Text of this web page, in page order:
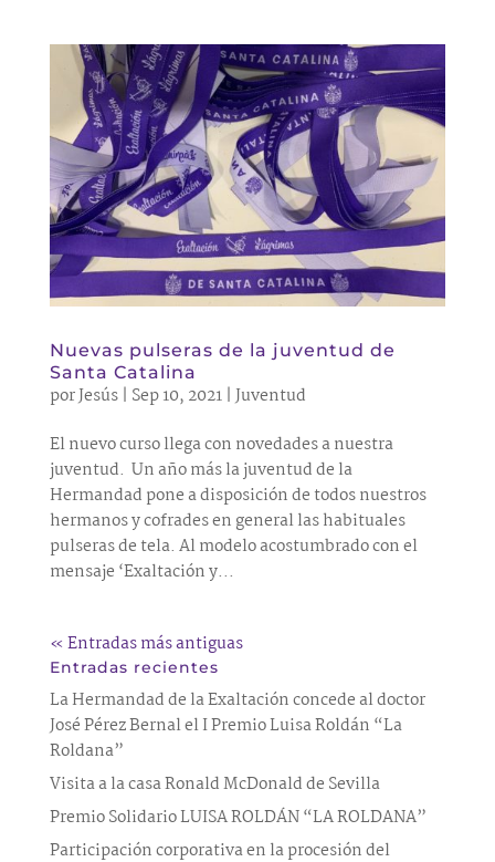
Nuevas pulseras de la juventud de
Santa Catalina
porJesús| Sep 10, 2021|Juventud
El nuevo curso llega con novedades a nuestra
juventud. Un año más la juventud de la
Hermandad pone a disposición de todos nuestros
hermanos y cofrades en general las habituales
pulseras de tela. Al modelo acostumbrado con el
mensaje ‘Exaltación y...
« Entradas más antiguas
Entradas recientes
La Hermandad de la Exaltación concede al doctor
José Pérez Bernal el I Premio Luisa Roldán “La
Roldana”
Visita a la casa Ronald McDonald de Sevilla
Premio Solidario LUISA ROLDÁN “LA ROLDANA”
Participación corporativa en la procesión del